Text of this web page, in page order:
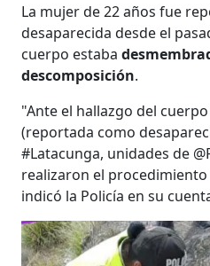
La mujer de 22 años fue
desaparecida desde el
cuerpo estaba
descomposición.
"Ante el hallazgo del
(reportada como
#Latacunga, unidades de
realizaron el
indicó la Policía en su